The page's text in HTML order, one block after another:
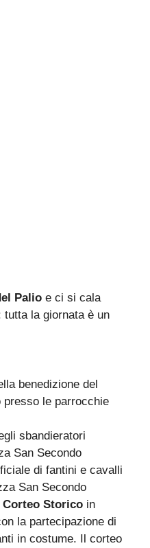
Palio e ci si cala
tutta la giornata è un
benedizione del
le parrocchie
sbandieratori
San Secondo
di fantini e cavalli
San Secondo
Corteo Storico in
la partecipazione di
in costume. Il corteo